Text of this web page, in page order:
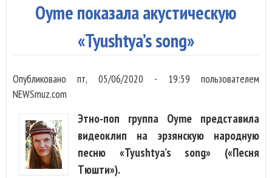
Oyme показала акустическую
«Tyushtya’s song»
Опубликованопт, 05/06/2020 - 19:59 пользователем
NEWSmuz.com
Этно-поп группа Oyme представила
видеоклип на эрзянскую народную
песню «Tyushtya’s song» («Песня
Tюшти»).